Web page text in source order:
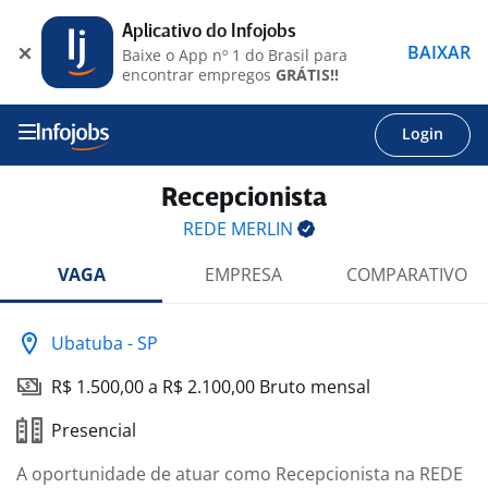
Login
Recepcionista
REDE MERLIN
VAGA
EMPRESA COMPARATIVO
Ubatuba - SP
R$ 1.500,00 a R$ 2.100,00 Bruto mensal
Presencial
A oportunidade de atuar como Recepcionista na REDE
Aplicativo do Infojobs
Baixe o App nº 1 do Brasil para
encontrar empregos GRÁTIS!!
BAIXAR